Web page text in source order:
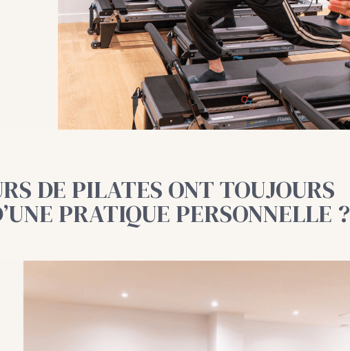
DE PILATES ONT TOUJOURS
PRATIQUE PERSONNELLE ?